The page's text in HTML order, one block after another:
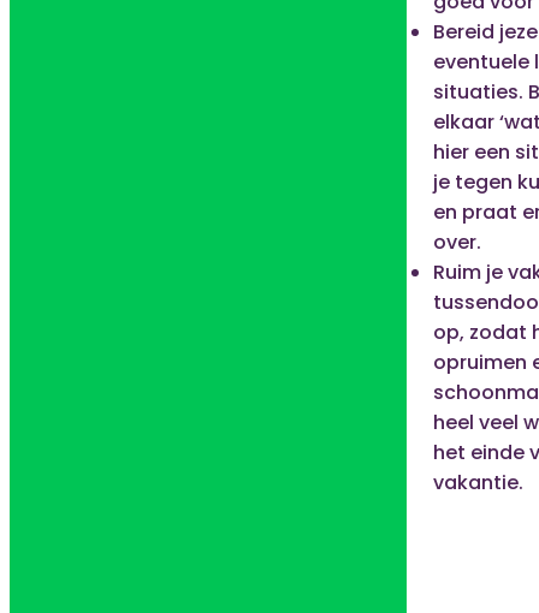
Bereid
eventuele
situaties.
elkaar
hier een
je tegen
en praat
over.
Ruim je
op, zodat
opruimen
heel veel
het einde
vakantie.